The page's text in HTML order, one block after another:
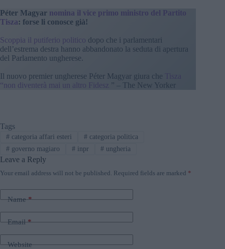
Péter Magyar nomina il vice primo ministro del Partito
Tisza: forse li conosce già!
Scoppia il putiferio politico dopo che i parlamentari
dell’estrema destra hanno abbandonato la seduta di apertura
del Parlamento ungherese.
Il nuovo premier ungherese Péter Magyar giura che
Tisza
“non diventerà mai un altro Fidesz ” – The New Yorker
Tags
#categoria affari esteri #categoria politica
#governo magiaro #inpr # ungheria
Leave a Reply
Your email address will not be published. Required fields are marked *
Name*
Email*
Website